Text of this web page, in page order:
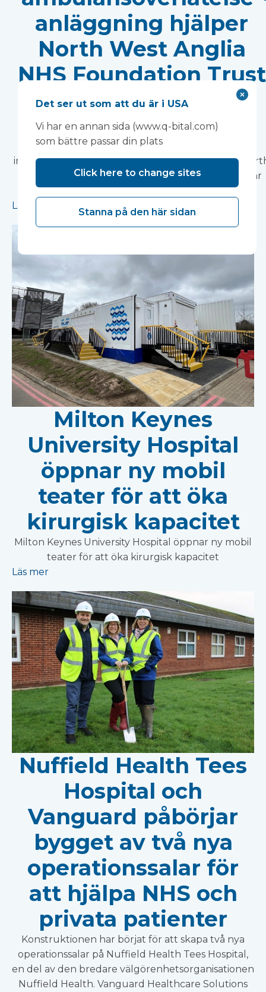
anläggning hjälper
North West Anglia
NHS Foundation Trust
att förbättra
patientupplevelsen
Vanguard Healthcare Solutions tillhandahöll en
innovativ "ambulansöverlåtelse"-anläggning till
West Anglia NHS Foundation Trust, som redan har
stöttat mer än 15 000 patienter.
Läs mer
Milton Keynes
University Hospital
öppnar ny mobil
teater för att öka
kirurgisk kapacitet
Milton Keynes University Hospital öppnar ny mobil
teater för att öka kirurgisk kapacitet
Läs mer
Nuffield Health Tees
Hospital och
Vanguard påbörjar
bygget av två nya
operationssalar för
att hjälpa NHS och
privata patienter
Konstruktionen har börjat för att skapa två nya
operationssalar på Nuffield Health Tees Hospital,
en del av den bredare välgörenhetsorganisationen
Nuffield Health. Vanguard Healthcare Solutions
Det ser ut som att du är i USA
Vi har en annan sida (www.q-bital.com)
som bättre passar din plats
Click here to change sites
Stanna på den här sidan